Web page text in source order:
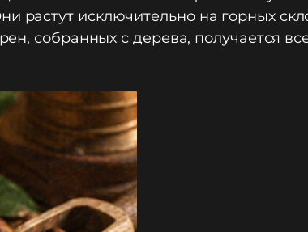
исключительно на горных
собранных с дерева, получается